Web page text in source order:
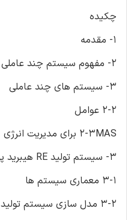
چکیده
1- مقدمه
2- مفهوم سیستم چند عاملی
3- سیستم های چند عاملی
2-2 عوامل
2-3MAS برای مدیریت انرژی
3- سیستم تولید RE هیبرید پراکنده
3-1 معماری سیستم ها
3-2 مدل سازی سیستم تولید پراکنده